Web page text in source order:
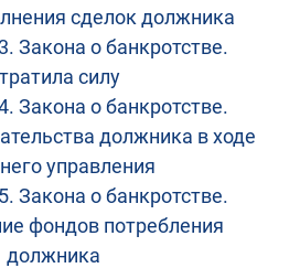
сделок должника
Закона о банкротстве.
силу
Закона о банкротстве.
должника в ходе
управления
Закона о банкротстве.
фондов потребления
должника